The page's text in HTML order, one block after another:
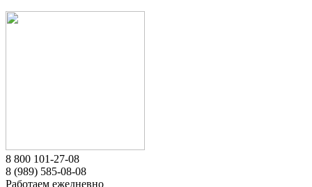
8 800 101-27-08
8 (989) 585-08-08
Работаем ежедневно